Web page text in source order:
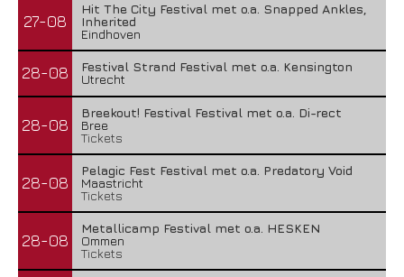
27-08
Hit The City Festival met o.a. Snapped Ankles,
Inherited
Eindhoven
28-08
Festival Strand Festival met o.a. Kensington
Utrecht
28-08
Breekout! Festival Festival met o.a. Di-rect
Bree
Tickets
28-08
Pelagic Fest Festival met o.a. Predatory Void
Maastricht
Tickets
28-08
Metallicamp Festival met o.a. HESKEN
Ommen
Tickets